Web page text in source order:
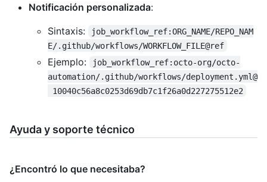
Notificación personalizada:
Sintaxis:
job_workflow_ref:ORG_NAME/REPO_NAM
E/.github/workflows/WORKFLOW_FILE@ref
Ejemplo:
job_workflow_ref:octo-org/octo-
automation/.github/workflows/deployment.yml@
10040c56a8c0253d69db7c1f26a0d227275512e2
Ayuda y soporte técnico
¿Encontró lo que necesitaba?